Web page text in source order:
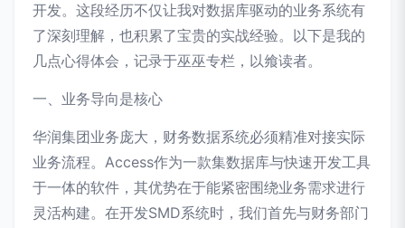
开发。这段经历不仅让我对数据库驱动的业务系统有
了深刻理解，也积累了宝贵的实战经验。以下是我的
几点心得体会，记录于巫巫专栏，以飨读者。
一、业务导向是核心
华润集团业务庞大，财务数据系统必须精准对接实际
业务流程。Access作为一款集数据库与快速开发工具
于一体的软件，其优势在于能紧密围绕业务需求进行
灵活构建。在开发SMD系统时，我们首先与财务部门